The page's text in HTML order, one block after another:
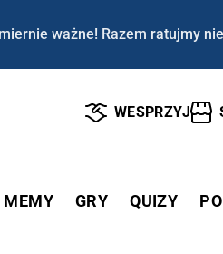
ważne! Razem ratujmy
WESPRZYJ
MEMY GRY QUIZY